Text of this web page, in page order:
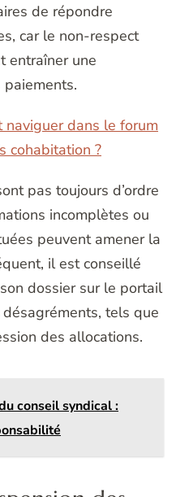
de répondre
car le non-respect
entraîner une
naviguer dans le forum
cohabitation ?
pas toujours d’ordre
incomplètes ou
peuvent amener la
il est conseillé
dossier sur le portail
désagréments, tels que
des allocations.
conseil syndical :